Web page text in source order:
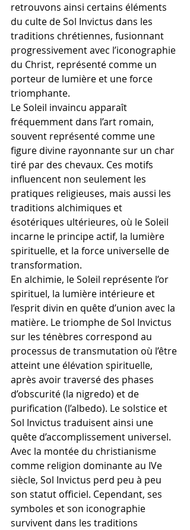
retrouvons ainsi certains éléments
du culte de Sol Invictus dans les
traditions chrétiennes, fusionnant
progressivement avec l’iconographie
du Christ, représenté comme un
porteur de lumière et une force
triomphante.
Le Soleil invaincu apparaît
fréquemment dans l’art romain,
souvent représenté comme une
figure divine rayonnante sur un char
tiré par des chevaux. Ces motifs
influencent non seulement les
pratiques religieuses, mais aussi les
traditions alchimiques et
ésotériques ultérieures, où le Soleil
incarne le principe actif, la lumière
spirituelle, et la force universelle de
transformation.
En alchimie, le Soleil représente l’or
spirituel, la lumière intérieure et
l’esprit divin en quête d’union avec la
matière. Le triomphe de Sol Invictus
sur les ténèbres correspond au
processus de transmutation où l’être
atteint une élévation spirituelle,
après avoir traversé des phases
d’obscurité (la nigredo) et de
purification (l’albedo). Le solstice et
Sol Invictus traduisent ainsi une
quête d’accomplissement universel.
Avec la montée du christianisme
comme religion dominante au IVe
siècle, Sol Invictus perd peu à peu
son statut officiel. Cependant, ses
symboles et son iconographie
survivent dans les traditions